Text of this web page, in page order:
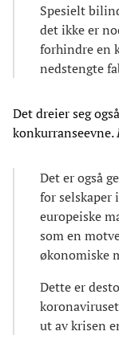
Spesielt
det ikke er
forhindre en
nedstengte
Det dreier seg
konkurranseevne.
Det er også
for selskaper
europeiske
som en
økonomiske
Dette er
ut av krisen